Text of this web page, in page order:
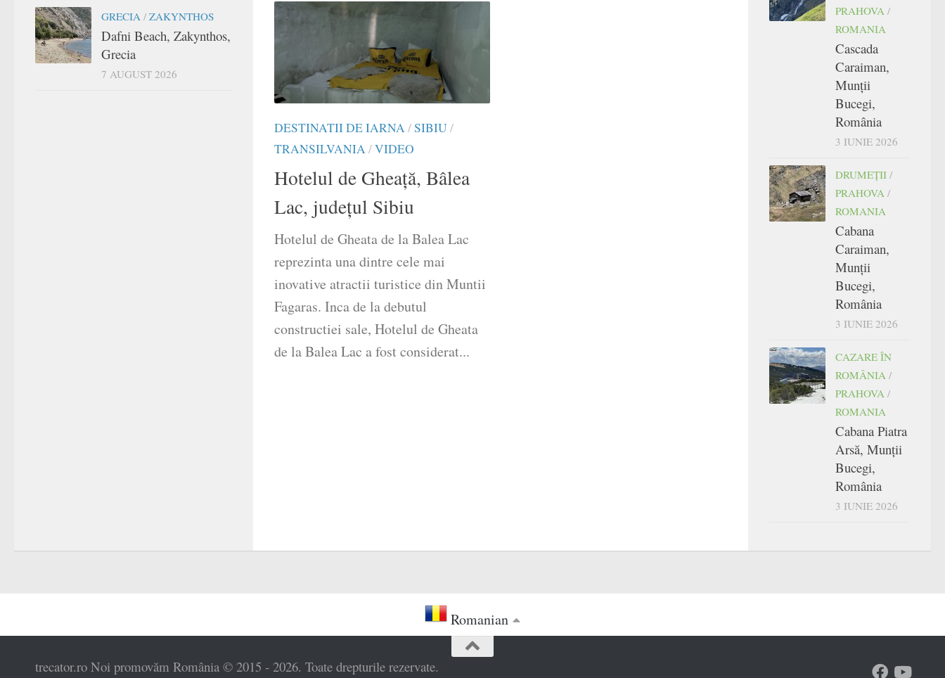
DESTINATII DE IARNA/SIBIU/
TRANSILVANIA/VIDEO
Hotelul de Gheață, Bâlea
Lac, județul Sibiu
Hotelul de Gheata de la Balea Lac
reprezinta una dintre cele mai
inovative atractii turistice din Muntii
Fagaras. Inca de la debutul
constructiei sale, Hotelul de Gheata
de la Balea Lac a fost considerat...
GRECIA / ZAKYNTHOS
Dafni Beach, Zakynthos,
Grecia
7 AUGUST 2026
PRAHOVA /
ROMANIA
Cascada
Caraiman,
Munții
Bucegi,
România
3 IUNIE 2026
DRUMEŢII /
PRAHOVA /
ROMANIA
Cabana
Caraiman,
Munții
Bucegi,
România
3 IUNIE 2026
CAZARE ÎN
ROMÂNIA /
PRAHOVA /
ROMANIA
Cabana Piatra
Arsă, Munții
Bucegi,
România
3 IUNIE 2026
Romanian
trecator.ro Noi promovăm România © 2015 - 2026. Toate drepturile rezervate.